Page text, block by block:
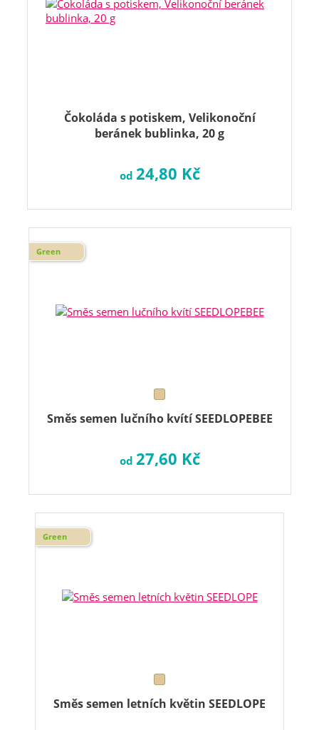
Čokoláda s potiskem, Velikonoční
beránek bublinka, 20 g
od 24,80 Kč
Směs semen lučního kvítí SEEDLOPEBEE
Green
od 27,60 Kč
Směs semen letních květin SEEDLOPE
Green